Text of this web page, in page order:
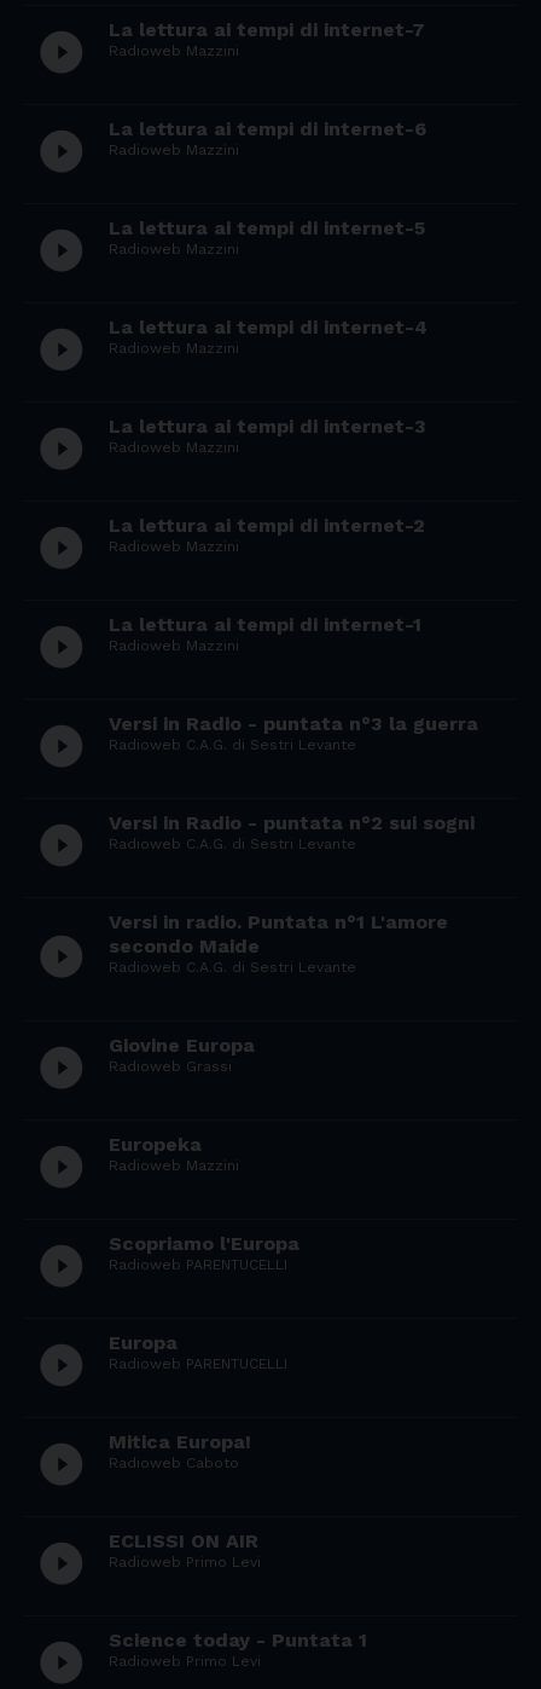
play_circle_filled La lettura ai tempi di internet-7
Radioweb Mazzini
play_circle_filled La lettura ai tempi di internet-6
Radioweb Mazzini
play_circle_filled La lettura ai tempi di internet-5
Radioweb Mazzini
play_circle_filled La lettura ai tempi di internet-4
Radioweb Mazzini
play_circle_filled La lettura ai tempi di internet-3
Radioweb Mazzini
play_circle_filled La lettura ai tempi di internet-2
Radioweb Mazzini
play_circle_filled La lettura ai tempi di internet-1
Radioweb Mazzini
play_circle_filled Versi in Radio - puntata n°3 la guerra
Radioweb C.A.G. di Sestri Levante
play_circle_filled Versi in Radio - puntata n°2 sui sogni
Radioweb C.A.G. di Sestri Levante
play_circle_filled
Versi in radio. Puntata n°1 L'amore
secondo Maide
Radioweb C.A.G. di Sestri Levante
play_circle_filled Giovine Europa
Radioweb Grassi
play_circle_filled Europeka
Radioweb Mazzini
play_circle_filled Scopriamo l'Europa
Radioweb PARENTUCELLI
play_circle_filled Europa
Radioweb PARENTUCELLI
play_circle_filled Mitica Europa!
Radioweb Caboto
play_circle_filled ECLISSI ON AIR
Radioweb Primo Levi
play_circle_filled Science today - Puntata 1
Radioweb Primo Levi